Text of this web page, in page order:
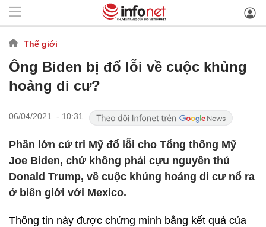
Thế giới
Ông Biden bị đổ lỗi về cuộc khủng
hoảng di cư?
06/04/2021 - 10:31
Phần lớn cử tri Mỹ đổ lỗi cho Tổng thống Mỹ
Joe Biden, chứ không phải cựu nguyên thủ
Donald Trump, về cuộc khủng hoảng di cư nổ ra
ở biên giới với Mexico.
Thông tin này được chứng minh bằng kết quả của